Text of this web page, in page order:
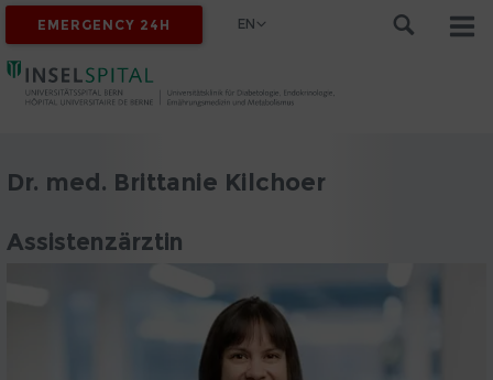
EMERGENCY 24H EN
Dr. med. Brittanie Kilchoer
Assistenzärztin